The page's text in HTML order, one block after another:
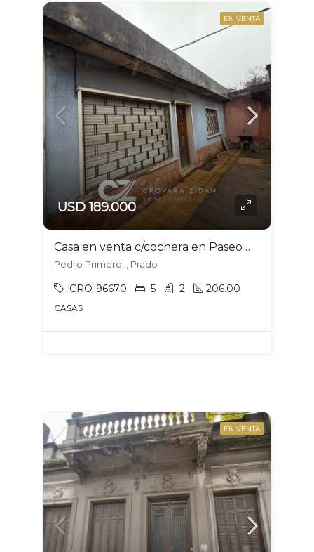
EN VENTA
USD 189.000
Casa en venta c/cochera en Paseo de las Duranas
Pedro Primero, , Prado
CRO-96670 5 2 206.00
CASAS
EN VENTA